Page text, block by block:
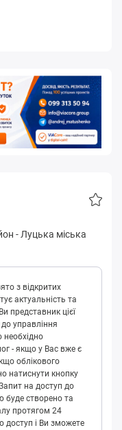
-Луцькa міська
з відкритих
актуальність та
представник цієї
управління
- якщо у Вас вже є
облікового
натиснути кнопку
на доступ до
буде створено та
протягом 24
доступ і Ви зможете